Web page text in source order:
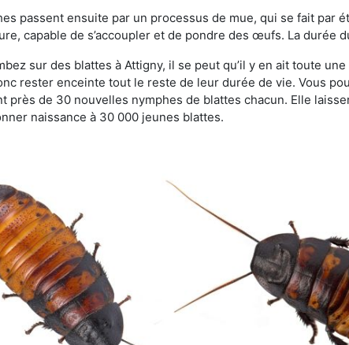
passent ensuite par un processus de mue, qui se fait par
capable de s’accoupler et de pondre des œufs. La durée
sur des blattes à Attigny, il se peut qu’il y en ait toute
rester enceinte tout le reste de leur durée de vie. Vous
près de 30 nouvelles nymphes de blattes chacun. Elle
naissance à 30 000 jeunes blattes.